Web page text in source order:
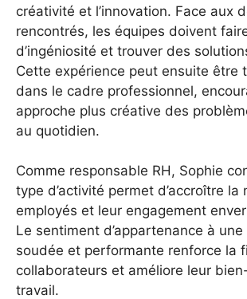
créativité et l’innovation. Face aux
rencontrés, les équipes doivent
d’ingéniosité et trouver des
Cette expérience peut ensuite être
dans le cadre professionnel,
approche plus créative des
au quotidien.
Comme responsable RH, Sophie
type d’activité permet d’accroître
employés et leur engagement
Le sentiment d’appartenance à une
soudée et performante renforce la
collaborateurs et améliore leur
travail.